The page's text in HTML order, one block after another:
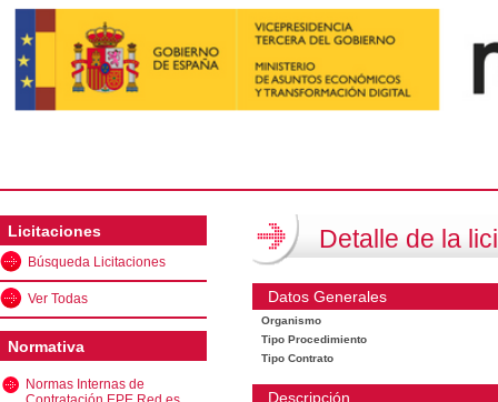
Licitaciones
Búsqueda Licitaciones
Ver Todas
Normativa
Normas Internas de
Detalle de la
Datos Generales
Organismo
Tipo Procedimiento
Tipo Contrato
Descripción